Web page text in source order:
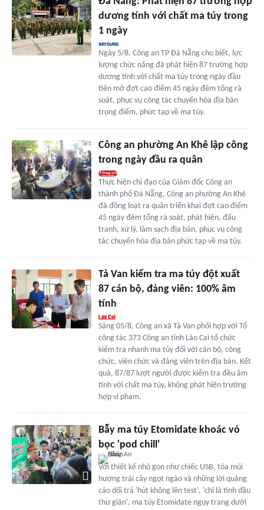
dương tính với chất ma túy trong
1 ngày
Ngày 5/8, Công an TP Đà Nẵng cho biết, lực
lượng chức năng đã phát hiện 87 trường hợp
dương tính với chất ma túy trong ngày đầu
tiên mở đợt cao điểm 45 ngày đêm tổng rà
soát, phục vụ công tác chuyển hóa địa bàn
trọng điểm, phức tạp về ma túy.
Công an phường An Khê lập công
trong ngày đầu ra quân
Thực hiện chỉ đạo của Giám đốc Công an
thành phố Đà Nẵng, Công an phường An Khê
đã đồng loạt ra quân triển khai đợt cao điểm
45 ngày đêm tổng rà soát, phát hiện, đấu
tranh, xử lý, làm sạch địa bàn, phục vụ công
tác chuyển hóa địa bàn phức tạp về ma túy.
Tả Van kiểm tra ma túy đột xuất
87 cán bộ, đảng viên: 100% âm
tính
Sáng 05/8, Công an xã Tả Van phối hợp với Tổ
công tác 373 Công an tỉnh Lào Cai tổ chức
kiểm tra nhanh ma túy đối với cán bộ, công
chức, viên chức và đảng viên trên địa bàn. Kết
quả, 87/87 lượt người được kiểm tra đều âm
tính với chất ma túy, không phát hiện trường
hợp vi phạm.
Bẫy ma túy Etomidate khoác vỏ
bọc 'pod chill'
Với thiết kế nhỏ gọn như chiếc USB, tỏa mùi
hương trái cây ngọt ngào và những lời quảng
cáo dối trá 'hút không lên test', 'chỉ là tinh dầu
thư giãn', ma túy Etomidate ngụy trang dưới